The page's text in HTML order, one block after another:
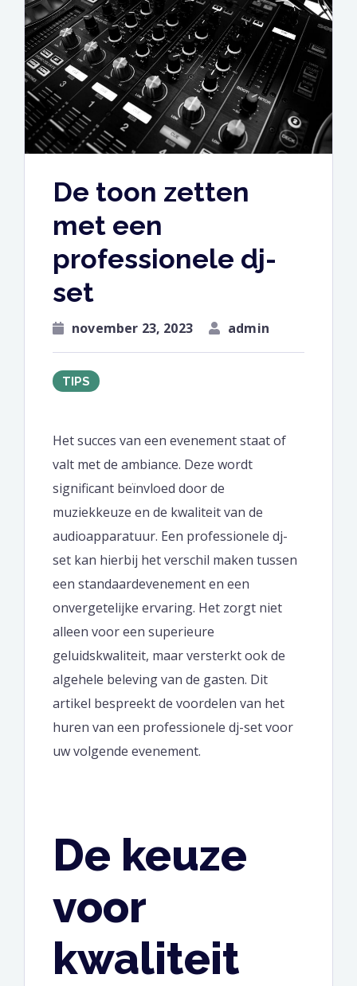
De toon zetten
met een
professionele dj-
set
november 23, 2023 admin
TIPS
Het succes van een evenement staat of
valt met de ambiance. Deze wordt
significant beïnvloed door de
muziekkeuze en de kwaliteit van de
audioapparatuur. Een professionele dj-
set kan hierbij het verschil maken tussen
een standaardevenement en een
onvergetelijke ervaring. Het zorgt niet
alleen voor een superieure
geluidskwaliteit, maar versterkt ook de
algehele beleving van de gasten. Dit
artikel bespreekt de voordelen van het
huren van een professionele dj-set voor
uw volgende evenement.
De keuze
voor
kwaliteit